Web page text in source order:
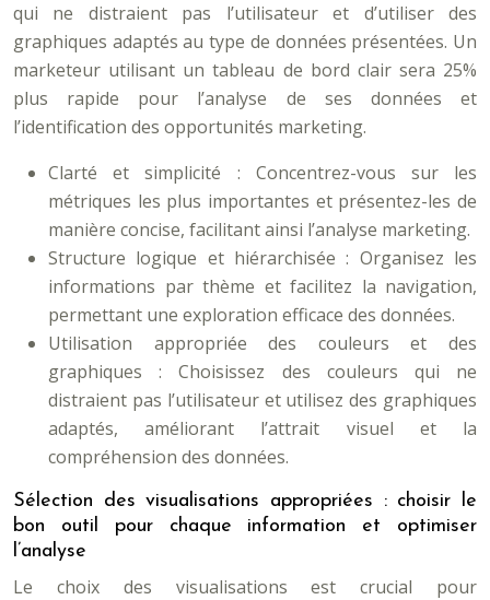
qui ne distraient pas l’utilisateur et d’utiliser des
graphiques adaptés au type de données présentées. Un
marketeur utilisant un tableau de bord clair sera 25%
plus rapide pour l’analyse de ses données et
l’identification des opportunités marketing.
Clarté et simplicité : Concentrez-vous sur les
métriques les plus importantes et présentez-les de
manière concise, facilitant ainsi l’analyse marketing.
Structure logique et hiérarchisée : Organisez les
informations par thème et facilitez la navigation,
permettant une exploration efficace des données.
Utilisation appropriée des couleurs et des
graphiques : Choisissez des couleurs qui ne
distraient pas l’utilisateur et utilisez des graphiques
adaptés, améliorant l’attrait visuel et la
compréhension des données.
Sélection des visualisations appropriées : choisir le
bon outil pour chaque information et optimiser
l’analyse
Le choix des visualisations est crucial pour